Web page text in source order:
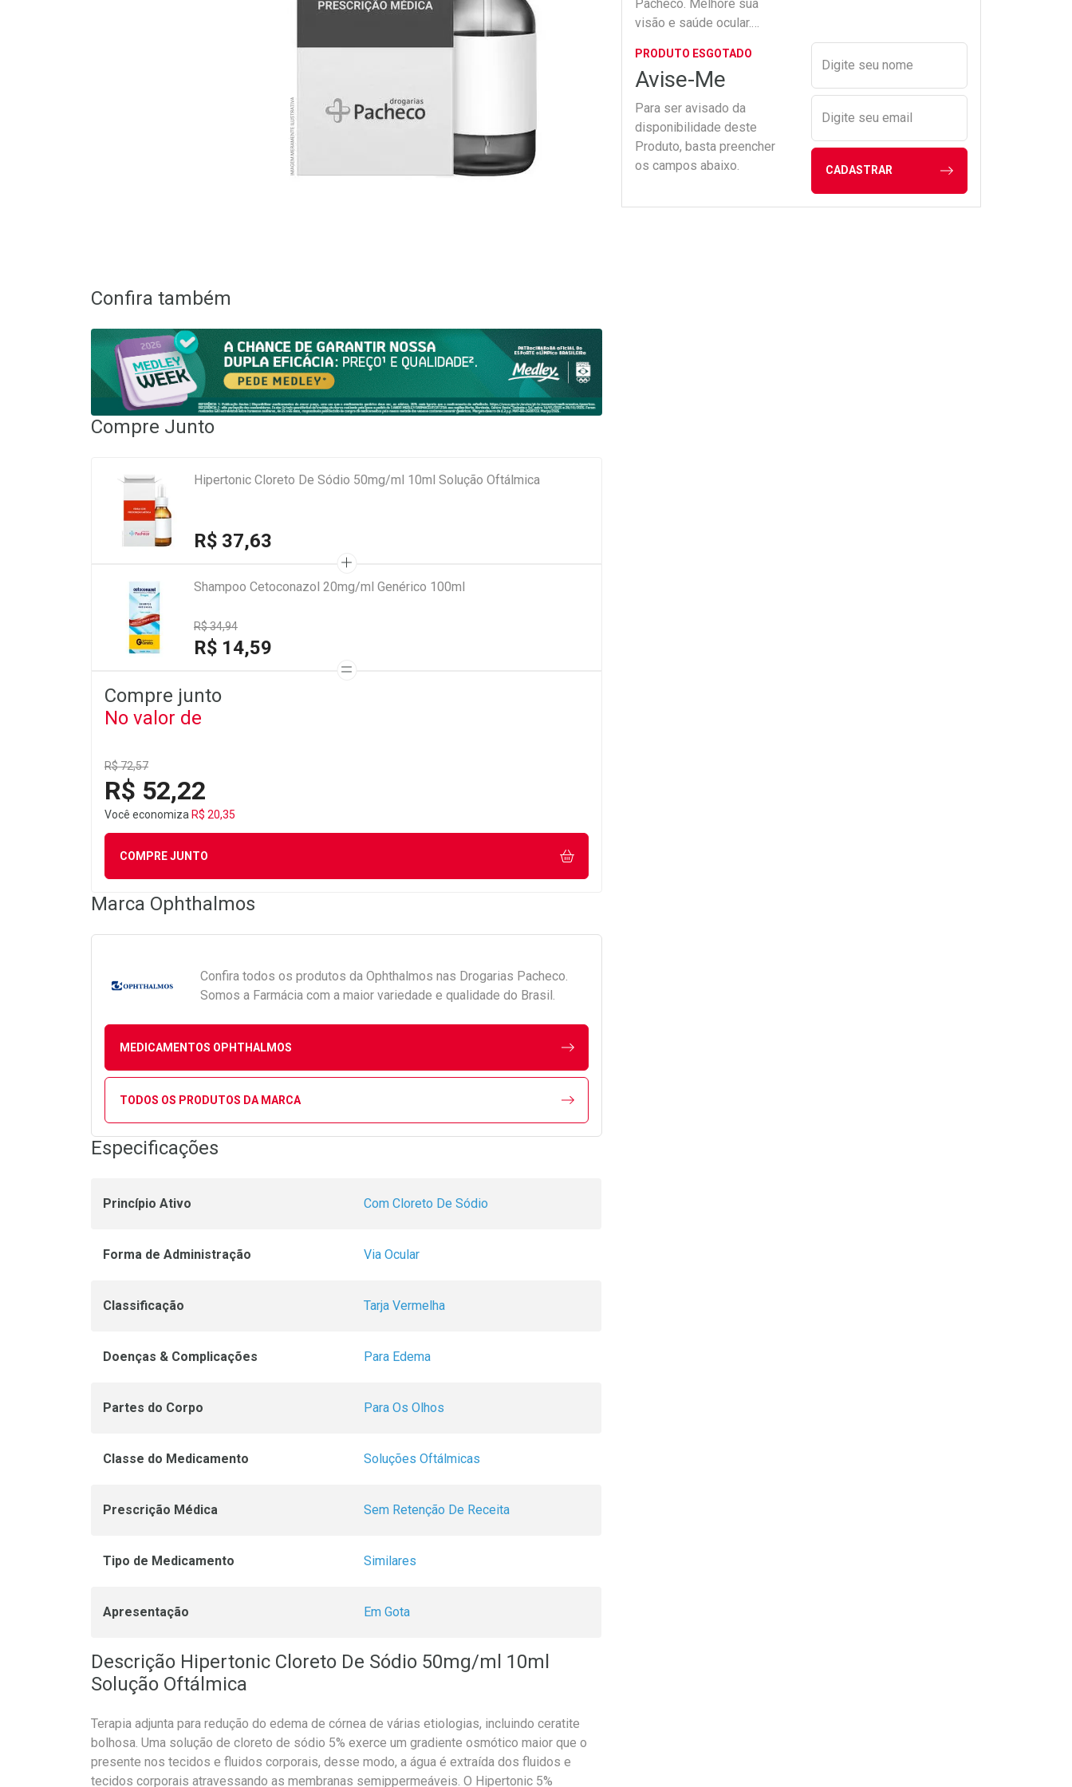
Pacheco. Melhore sua
visão e saúde ocular.
PRODUTO ESGOTADO
Avise-Me
Para ser avisado da
disponibilidade deste
Produto, basta preencher
os campos abaixo.
Preencher nome e email
Digite seu nome
Digite seu email
CADASTRAR
Confira também
Compre Junto
Hipertonic Cloreto De Sódio 50mg/ml 10ml Solução Oftálmica
R$ 37,63
Shampoo Cetoconazol 20mg/ml Genérico 100ml
R$ 34,94
R$ 14,59
Compre junto
No valor de
R$ 72,57
R$ 52,22
Você economiza R$ 20,35
COMPRE JUNTO
Marca Ophthalmos
Confira todos os produtos da Ophthalmos nas Drogarias Pacheco.
Somos a Farmácia com a maior variedade e qualidade do Brasil.
MEDICAMENTOS OPHTHALMOS
TODOS OS PRODUTOS DA MARCA
Especificações
Princípio Ativo Com Cloreto De Sódio
Forma de Administração Via Ocular
Classificação Tarja Vermelha
Doenças & Complicações Para Edema
Partes do Corpo Para Os Olhos
Classe do Medicamento Soluções Oftálmicas
Prescrição Médica Sem Retenção De Receita
Tipo de Medicamento Similares
Apresentação Em Gota
Descrição Hipertonic Cloreto De Sódio 50mg/ml 10ml
Solução Oftálmica
Terapia adjunta para redução do edema de córnea de várias etiologias, incluindo ceratite
bolhosa. Uma solução de cloreto de sódio 5% exerce um gradiente osmótico maior que o
presente nos tecidos e fluidos corporais, desse modo, a água é extraída dos fluidos e
tecidos corporais atravessando as membranas semippermeáveis. O Hipertonic 5%